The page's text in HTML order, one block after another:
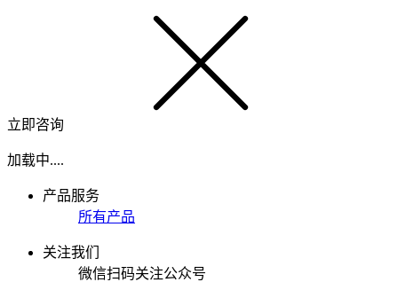
立即咨询
加载中....
产品服务
所有产品
关注我们
微信扫码关注公众号